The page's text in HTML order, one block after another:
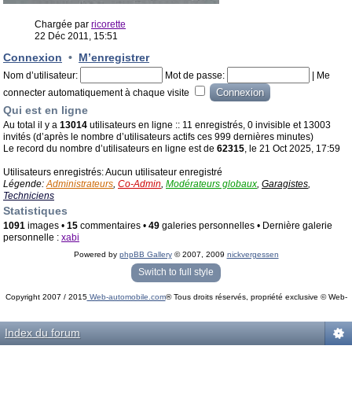
Chargée par ricorette
22 Déc 2011, 15:51
Connexion • M’enregistrer
Nom d’utilisateur: Mot de passe:
Me
connecter automatiquement à chaque visite
Qui est en ligne
Au total il y a 13014 utilisateurs en ligne :: 11 enregistrés, 0 invisible et 13003
invités (d’après le nombre d’utilisateurs actifs ces 999 dernières minutes)
Le record du nombre d’utilisateurs en ligne est de 62315, le 21 Oct 2025, 17:59
Utilisateurs enregistrés: Aucun utilisateur enregistré
Légende:Administrateurs, Co-Admin, Modérateurs globaux, Garagistes,
Techniciens
Statistiques
1091 images • 15 commentaires • 49 galeries personnelles • Dernière galerie
personnelle : xabi
Powered by phpBB Gallery© 2007, 2009 nickvergessen
« phpBB Gallery » - Traduction française par
darky
Switch to full style
Copyright 2007 / 2015Web-automobile.com® Tous droits réservés, propriété exclusive © Web-
Index du forum